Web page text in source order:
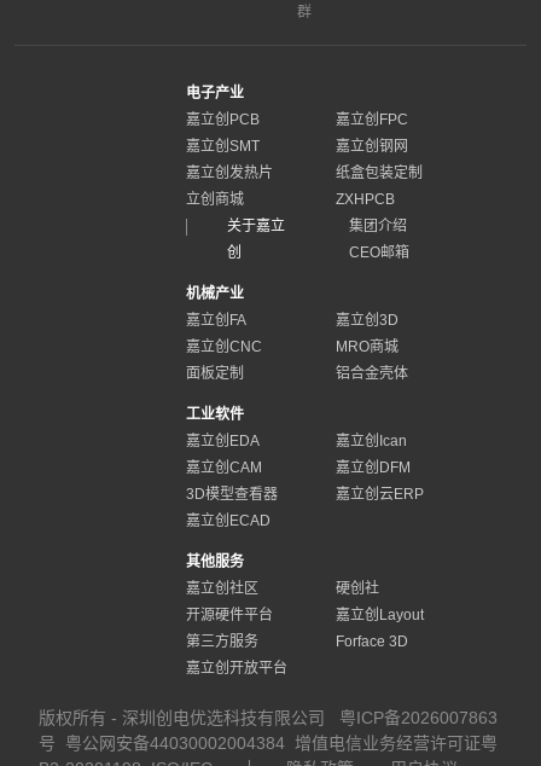
群
电子产业
嘉立创PCB
嘉立创FPC
嘉立创SMT
嘉立创钢网
嘉立创发热片
纸盒包装定制
立创商城
ZXHPCB
关于嘉立
创
集团介绍
CEO邮箱
机械产业
嘉立创FA
嘉立创3D
嘉立创CNC
MRO商城
面板定制
铝合金壳体
工业软件
嘉立创EDA
嘉立创Ican
嘉立创CAM
嘉立创DFM
3D模型查看器
嘉立创云ERP
嘉立创ECAD
其他服务
嘉立创社区
硬创社
开源硬件平台
嘉立创Layout
第三方服务
Forface 3D
嘉立创开放平台
版权所有 - 深圳创电优选科技有限公司
粤ICP备2026007863
号
粤公网安备44030002004384 增值电信业务经营许可证粤